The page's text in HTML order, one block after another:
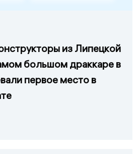
из Липецкой
большом драккаре в
первое место в